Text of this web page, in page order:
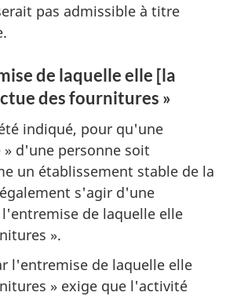
pas admissible à titre
de laquelle elle [la
des fournitures »
indiqué, pour qu'une
d'une personne soit
un établissement stable de la
s'agir d'une
de laquelle elle
».
l'entremise de laquelle elle
» exige que l'activité